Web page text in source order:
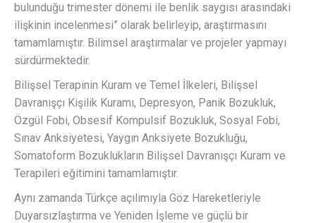
bulunduğu trimester dönemi ile benlik saygısı arasındaki
ilişkinin incelenmesi” olarak belirleyip, araştırmasını
tamamlamıştır. Bilimsel araştırmalar ve projeler yapmayı
sürdürmektedir.
Bilişsel Terapinin Kuram ve Temel İlkeleri, Bilişsel
Davranışçı Kişilik Kuramı, Depresyon, Panik Bozukluk,
Özgül Fobi, Obsesif Kompulsif Bozukluk, Sosyal Fobi,
Sınav Anksiyetesi, Yaygın Anksiyete Bozukluğu,
Somatoform Bozuklukların Bilişsel Davranışçı Kuram ve
Terapileri eğitimini tamamlamıştır.
Aynı zamanda Türkçe açılımıyla Göz Hareketleriyle
Duyarsızlaştırma ve Yeniden İşleme ve güçlü bir